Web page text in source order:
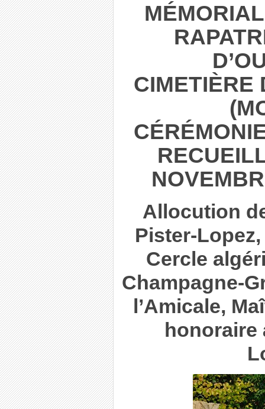
CIMETIÈRE
Allocution
Pister-
Cercle
Champagne-
l’Amicale,
honoraire